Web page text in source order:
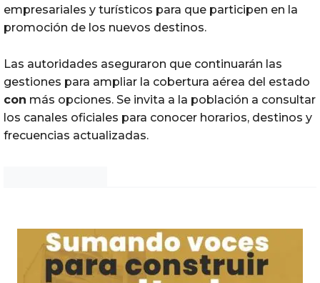
empresariales y turísticos para que participen en la
promoción de los nuevos destinos.
Las autoridades aseguraron que continuarán las
gestiones para ampliar la cobertura aérea del estado
con más opciones. Se invita a la población a consultar
los canales oficiales para conocer horarios, destinos y
frecuencias actualizadas.